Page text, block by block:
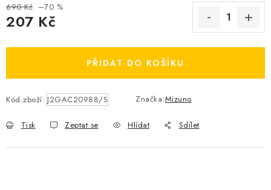
Jak vyměnit nebo vrátit zboží
Ochrana osobních údajů
Zásady používání souborů cookies
Kontakt
690 Kč –70 %
207 Kč
PŘIDAT DO KOŠÍKU
Kód zboží: J2GAC20988/S Značka:Mizuno
Tisk Zeptat se Hlídat Sdílet